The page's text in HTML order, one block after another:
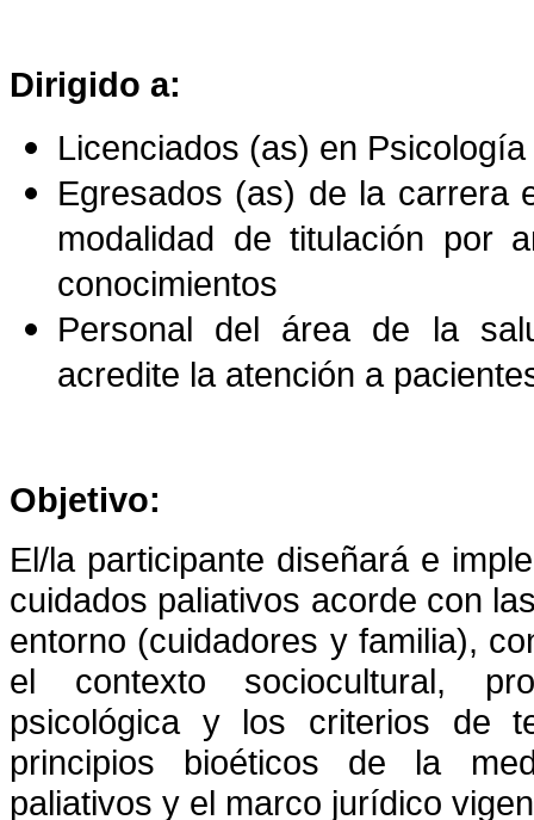
Dirigido a:
Licenciados (as) en
Egresados (as) de la carrera
modalidad de titulación por
conocimientos
Personal del área de la
acredite la atención a
Objetivo:
El/la participante diseñará e
cuidados paliativos acorde con
entorno (cuidadores y familia),
el contexto sociocultural,
psicológica y los criterios de
principios bioéticos de la
paliativos y el marco jurídico